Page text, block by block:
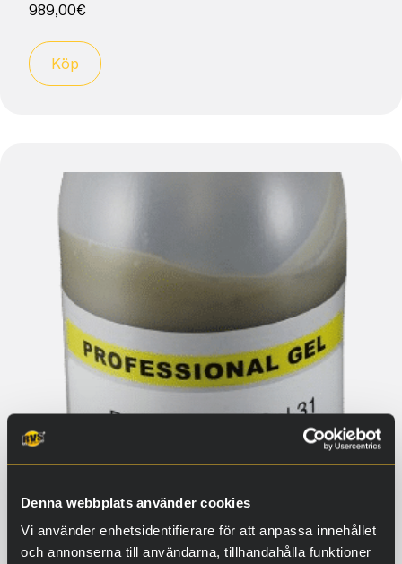
Denna webbplats använder cookies
Vi använder enhetsidentifierare för att anpassa innehållet
och annonserna till användarna, tillhandahålla funktioner
989,00€
Köp